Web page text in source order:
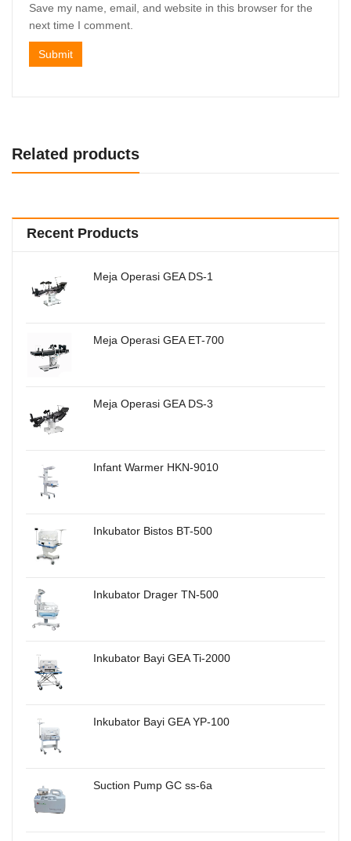
Save my name, email, and website in this browser for the
next time I comment.
Related products
Recent Products
Meja Operasi GEA DS-1
Meja Operasi GEA ET-700
Meja Operasi GEA DS-3
Infant Warmer HKN-9010
Inkubator Bistos BT-500
Inkubator Drager TN-500
Inkubator Bayi GEA Ti-2000
Inkubator Bayi GEA YP-100
Suction Pump GC ss-6a